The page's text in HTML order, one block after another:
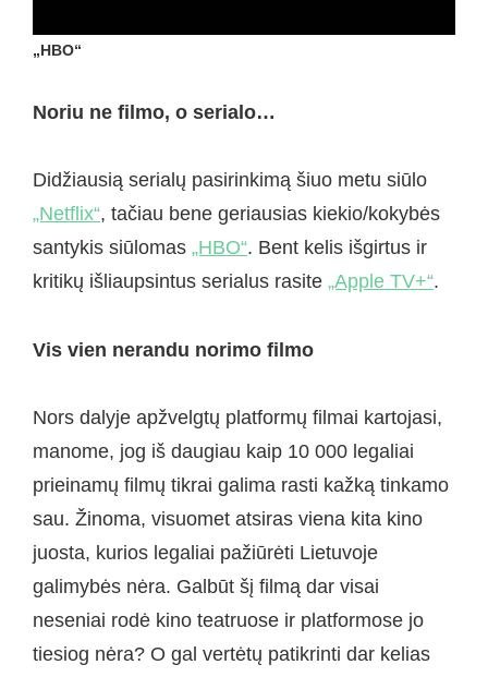
„HBO“
Noriu ne filmo, o serialo…
Didžiausią serialų pasirinkimą šiuo metu siūlo
„Netflix“, tačiau bene geriausias kiekio/kokybės
santykis siūlomas „HBO“. Bent kelis išgirtus ir
kritikų išliaupsintus serialus rasite „Apple TV+“.
Vis vien nerandu norimo filmo
Nors dalyje apžvelgtų platformų filmai kartojasi,
manome, jog iš daugiau kaip 10 000 legaliai
prieinamų filmų tikrai galima rasti kažką tinkamo
sau. Žinoma, visuomet atsiras viena kita kino
juosta, kurios legaliai pažiūrėti Lietuvoje
galimybės nėra. Galbūt šį filmą dar visai
neseniai rodė kino teatruose ir platformose jo
tiesiog nėra? O gal vertėtų patikrinti dar kelias